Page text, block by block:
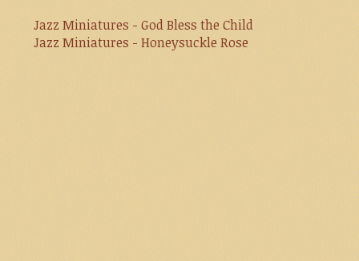
Jazz Miniatures - God Bless the Child
Jazz Miniatures - Honeysuckle Rose